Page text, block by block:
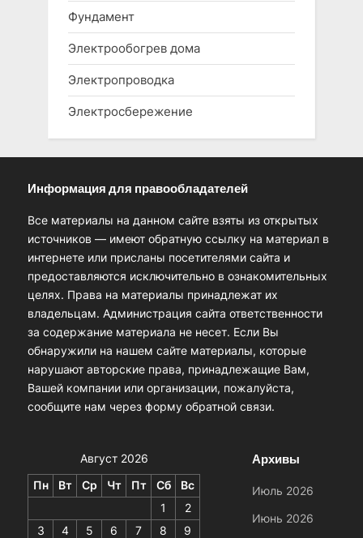
Фундамент
Электрообогрев дома
Электропроводка
Электросбережение
Информация для правообладателей
Все материалы на данном сайте взяты из открытых
источников — имеют обратную ссылку на материал в
интернете или присланы посетителями сайта и
предоставляются исключительно в ознакомительных
целях. Права на материалы принадлежат их
владельцам. Администрация сайта ответственности
за содержание материала не несет. Если Вы
обнаружили на нашем сайте материалы, которые
нарушают авторские права, принадлежащие Вам,
Вашей компании или организации, пожалуйста,
сообщите нам через форму обратной связи.
Август 2026
Пн Вт Ср Чт Пт Сб
Вс
1
2
3
4 5 6 7 8
9
Архивы
Июль 2026
Июнь 2026